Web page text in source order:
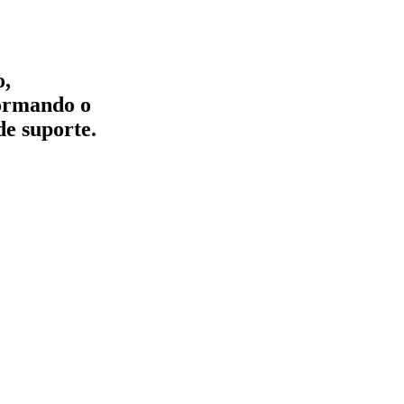
o
suporte.